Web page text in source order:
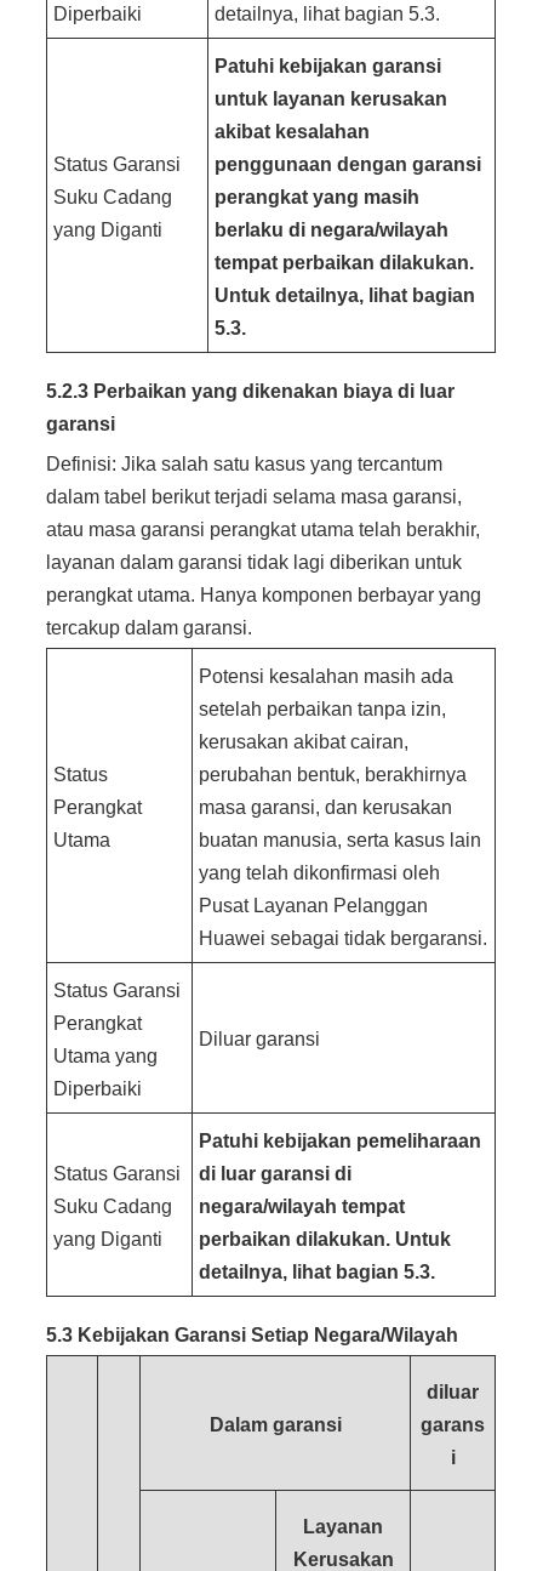
Diperbaiki detailnya, lihat bagian 5.3.
Status Garansi
Suku Cadang
yang Diganti
Patuhi kebijakan garansi
untuk layanan kerusakan
akibat kesalahan
penggunaan dengan garansi
perangkat yang masih
berlaku di negara/wilayah
tempat perbaikan dilakukan.
Untuk detailnya, lihat bagian
5.3.
5.2.3 Perbaikan yang dikenakan biaya di luar
garansi
Definisi: Jika salah satu kasus yang tercantum
dalam tabel berikut terjadi selama masa garansi,
atau masa garansi perangkat utama telah berakhir,
layanan dalam garansi tidak lagi diberikan untuk
perangkat utama. Hanya komponen berbayar yang
tercakup dalam garansi.
Status
Perangkat
Utama
Potensi kesalahan masih ada
setelah perbaikan tanpa izin,
kerusakan akibat cairan,
perubahan bentuk, berakhirnya
masa garansi, dan kerusakan
buatan manusia, serta kasus lain
yang telah dikonfirmasi oleh
Pusat Layanan Pelanggan
Huawei sebagai tidak bergaransi.
Status Garansi
Perangkat
Utama yang
Diperbaiki
Diluar garansi
Status Garansi
Suku Cadang
yang Diganti
Patuhi kebijakan pemeliharaan
di luar garansi di
negara/wilayah tempat
perbaikan dilakukan. Untuk
detailnya, lihat bagian 5.3.
5.3 Kebijakan Garansi Setiap Negara/Wilayah
Dalam garansi
diluar
garans
i
Layanan
Kerusakan